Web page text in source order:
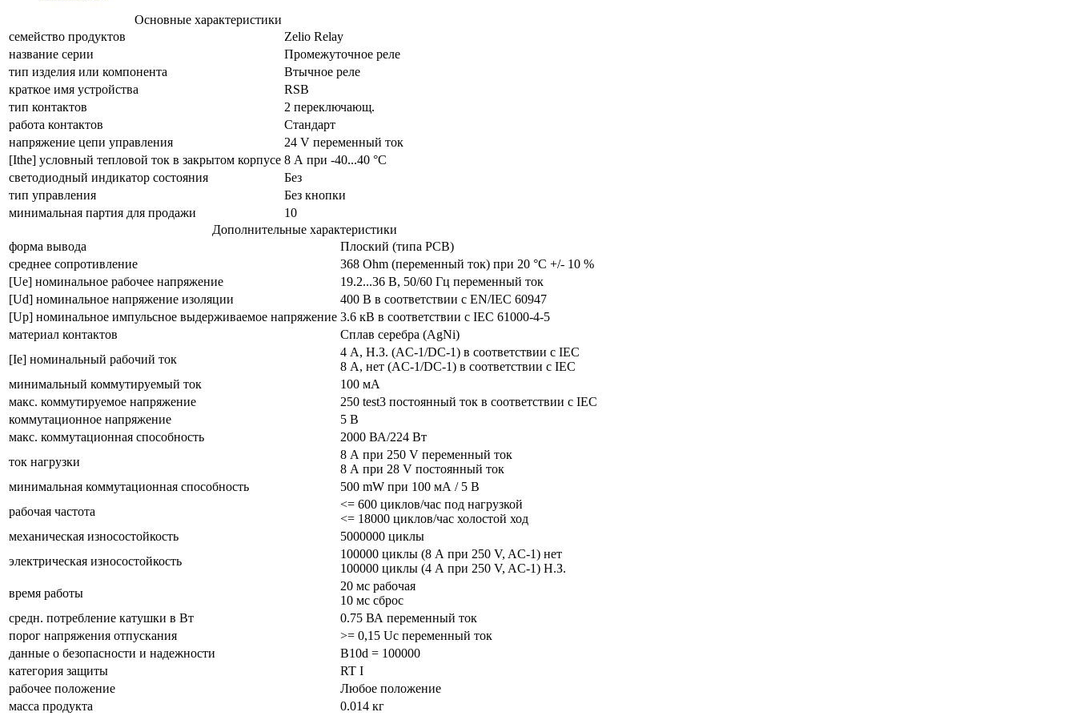
Основные характеристики
семейство продуктов
Zelio Relay
название серии
Промежуточное реле
тип изделия или компонента
Втычное реле
краткое имя устройства
RSB
тип контактов
2 переключающ.
работа контактов
Стандарт
напряжение цепи управления
24 V переменный ток
[Ithe] условный тепловой ток в закрытом корпусе 8 А при -40...40 °C
светодиодный индикатор состояния
Без
тип управления
Без кнопки
минимальная партия для продажи
10
Дополнительные характеристики
форма вывода
Плоский (типа PCB)
среднее сопротивление
368 Ohm (переменный ток) при 20 °C +/- 10 %
[Ue] номинальное рабочее напряжение
19.2...36 В, 50/60 Гц переменный ток
[Ud] номинальное напряжение изоляции
400 В в соответствии с EN/IEC 60947
[Up] номинальное импульсное выдерживаемое напряжение 3.6 кВ в соответствии с IEC 61000-4-5
материал контактов
Сплав серебра (AgNi)
[Ie] номинальный рабочий ток
4 А, Н.З. (AC-1/DC-1) в соответствии с IEC
8 А, нет (AC-1/DC-1) в соответствии с IEC
минимальный коммутируемый ток
100 мА
макс. коммутируемое напряжение
250 test3 постоянный ток в соответствии с IEC
коммутационное напряжение
5 В
макс. коммутационная способность
2000 ВА/224 Вт
ток нагрузки
8 А при 250 V переменный ток
8 А при 28 V постоянный ток
минимальная коммутационная способность
500 mW при 100 мА / 5 В
рабочая частота
<= 600 циклов/час под нагрузкой
<= 18000 циклов/час холостой ход
механическая износостойкость
5000000 циклы
электрическая износостойкость
100000 циклы (8 А при 250 V, AC-1) нет
100000 циклы (4 А при 250 V, AC-1) Н.З.
время работы
20 мс рабочая
10 мс сброс
средн. потребление катушки в Вт
0.75 ВА переменный ток
порог напряжения отпускания
>= 0,15 Uc переменный ток
данные о безопасности и надежности
B10d = 100000
категория защиты
RT I
рабочее положение
Любое положение
масса продукта
0.014 кг